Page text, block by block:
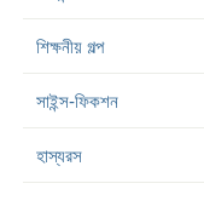
শিক্ষনীয় গল্প
সাইন্স-ফিকশন
হাস্যরস